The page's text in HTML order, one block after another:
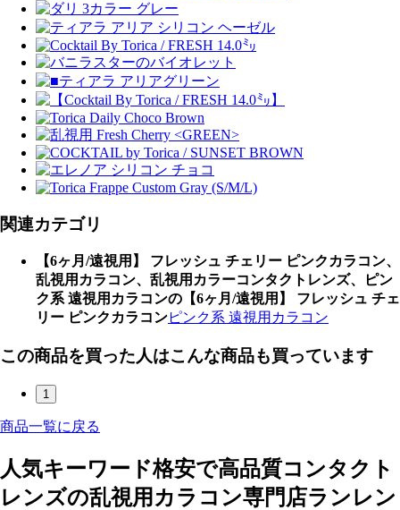
関連カテゴリ
【6ヶ月/遠視用】 フレッシュ チェリー ピンクカラコン、
乱視用カラコン、乱視用カラーコンタクトレンズ、ピン
ク系 遠視用カラコンの【6ヶ月/遠視用】 フレッシュ チェ
リー ピンクカラコンピンク系 遠視用カラコン
この商品を買った人はこんな商品も買っています
1
商品一覧に戻る
人気キーワード格安で高品質コンタクト
レンズの乱視用カラコン専門店ランレン